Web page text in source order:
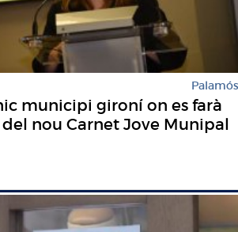
Palamós
municipi gironí on es farà
nou Carnet Jove Munipal